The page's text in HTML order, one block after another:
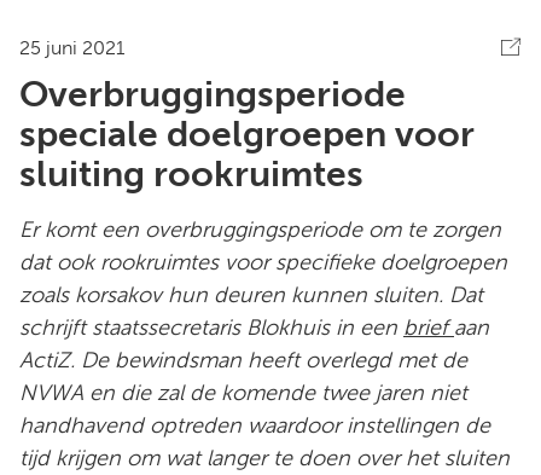
25 juni 2021
Overbruggingsperiode
speciale doelgroepen voor
sluiting rookruimtes
Er komt een overbruggingsperiode om te zorgen
dat ook rookruimtes voor specifieke doelgroepen
zoals korsakov hun deuren kunnen sluiten. Dat
schrijft staatssecretaris Blokhuis in een briefaan
ActiZ. De bewindsman heeft overlegd met de
NVWA en die zal de komende twee jaren niet
handhavend optreden waardoor instellingen de
tijd krijgen om wat langer te doen over het sluiten